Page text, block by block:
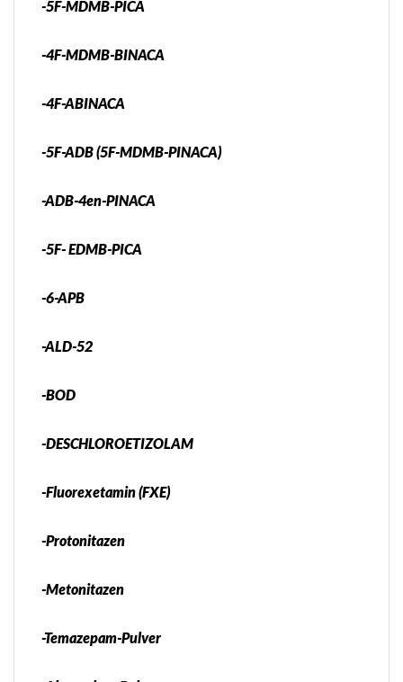
-5F-MDMB-PICA
-4F-MDMB-BINACA
-4F-ABINACA
-5F-ADB (5F-MDMB-PINACA)
-ADB-4en-PINACA
-5F- EDMB-PICA
-6-APB
-ALD-52
-BOD
-DESCHLOROETIZOLAM
-Fluorexetamin (FXE)
-Protonitazen
-Metonitazen
-Temazepam-Pulver